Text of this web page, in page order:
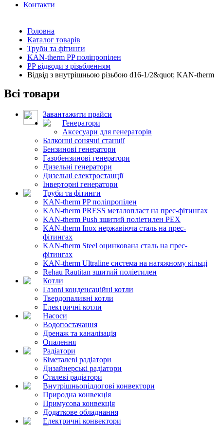
Контакти
Головна
Каталог товарів
Труби та фітинги
KAN-therm PP поліпропілен
PP відводи з різьбленням
Відвід з внутрішньою різьбою d16-1/2&quot; KAN-therm
Всі товари
Завантажити прайси
Генератори
Аксесуари для генераторів
Балконні сонячні станції
Бензинові генератори
Газобензинові генератори
Дизельні генератори
Дизельні електростанції
Інверторні генератори
Труби та фітинги
KAN-therm PP поліпропілен
KAN-therm PRESS металопласт на прес-фітингах
KAN-therm Push зшитий поліетилен PEX
KAN-therm Inox нержавіюча сталь на прес-
фітингах
KAN-therm Steel оцинкована сталь на прес-
фітингах
KAN-therm Ultraline система на натяжному кільці
Rehau Rautitan зшитий поліетилен
Котли
Газові конденсаційні котли
Твердопаливні котли
Електричні котли
Насоси
Водопостачання
Дренаж та каналізація
Опалення
Радіатори
Біметалеві радіатори
Дизайнерські радіатори
Сталеві радіатори
Внутрішньопідлогові конвектори
Природна конвекція
Примусова конвекція
Додаткове обладнання
Електричні конвектори